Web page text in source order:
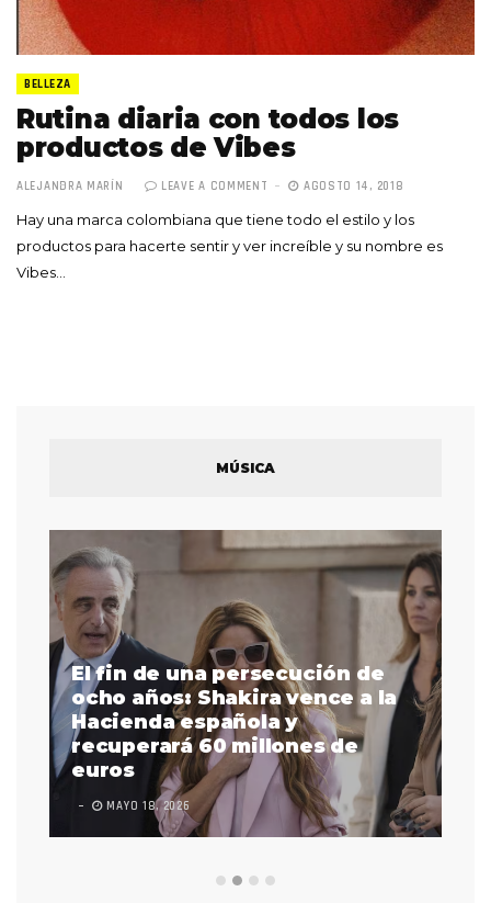
BELLEZA
Rutina diaria con todos los
productos de Vibes
ALEJANDRA MARÍN LEAVE A COMMENT AGOSTO 14, 2018
Hay una marca colombiana que tiene todo el estilo y los
productos para hacerte sentir y ver increíble y su nombre es
Vibes…
MÚSICA
El fin de una persecución de
ocho años: Shakira vence a la
Hacienda española y
recuperará 60 millones de
euros
MAYO 18, 2026